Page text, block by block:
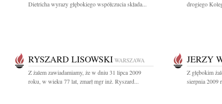
Dietricha wyrazy głębokiego współczucia składa...
drogiego
RYSZARD LISOWSKI WARSZAWA
Z żalem zawiadamiamy, że w dniu 31 lipca 2009
roku, w wieku 77 lat, zmarł mgr inż. Ryszard...
JERZY
Z głębokim
sierpnia 2009